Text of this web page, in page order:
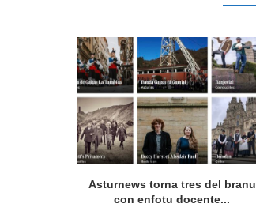
Asturnews torna tres del branu
con enfotu docente...